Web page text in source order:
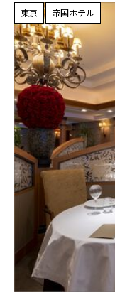
東京 帝国ホテル